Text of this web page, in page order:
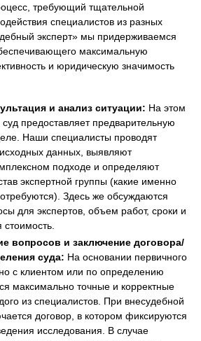
требующий тщательной
специалистов из разных
эксперт» мы придерживаемся
максимальную
и юридическую значимость
и анализ ситуации: На этом
предоставляет предварительную
Наши специалисты проводят
данных, выявляют
подходе и определяют
экспертной группы (какие именно
Здесь же обсуждаются
для экспертов, объем работ, сроки и
вопросов и заключение договора/
суда: На основании первичного
с клиентом или по определению
максимально точные и корректные
из специалистов. При внесудебной
договор, в котором фиксируются
исследования. В случае